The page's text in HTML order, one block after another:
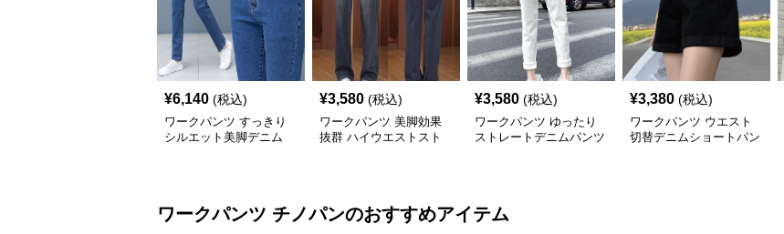
¥6,140 (税込)
ワークパンツ すっきり
シルエット美脚デニム
¥3,580 (税込)
ワークパンツ 美脚効果
抜群 ハイウエストスト
¥3,580 (税込)
ワークパンツ ゆったり
ストレートデニムパンツ
¥3,380 (税込)
ワークパンツ ウエスト
切替デニムショートパン
ワークパンツ チノパンのおすすめアイテム